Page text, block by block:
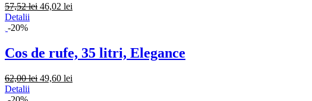
57,52 lei 46,02 lei
Detalii
-20%
Cos de rufe, 35 litri, Elegance
62,00 lei 49,60 lei
Detalii